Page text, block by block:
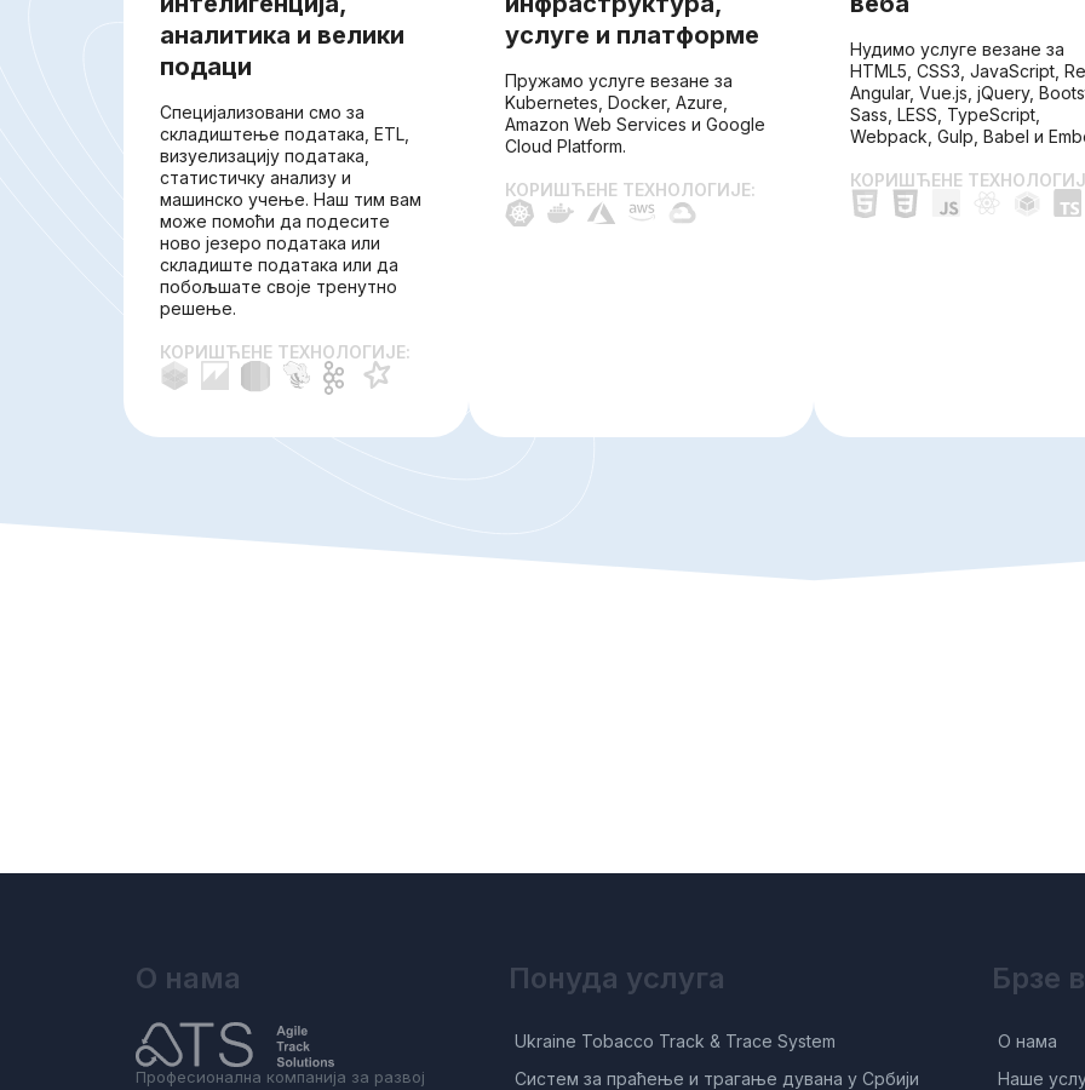
аналитика и велики
подаци
Специјализовани смо за
складиштење података, ETL,
визуелизацију података,
статистичку анализу и
машинско учење. Наш тим вам
може помоћи да подесите
ново језеро података или
складиште података или да
побољшате своје тренутно
решење.
КОРИШЋЕНЕ ТЕХНОЛОГИЈЕ:
услуге и платформе
Пружамо услуге везане за
Kubernetes, Docker, Azure,
Amazon Web Services и Google
Cloud Platform.
КОРИШЋЕНЕ ТЕХНОЛОГИЈЕ:
Нудимо услуге везане за
HTML5, CSS3, JavaScript,
Angular, Vue.js, jQuery,
Sass, LESS, TypeScript,
Webpack, Gulp, Babel и
КОРИШЋЕНЕ
О нама
Професионална компанија за развој
Понуда услуга
Ukraine Tobacco Track & Trace System
Систем за праћење и трагање дувана у Србији
Брзе
О нама
Наше